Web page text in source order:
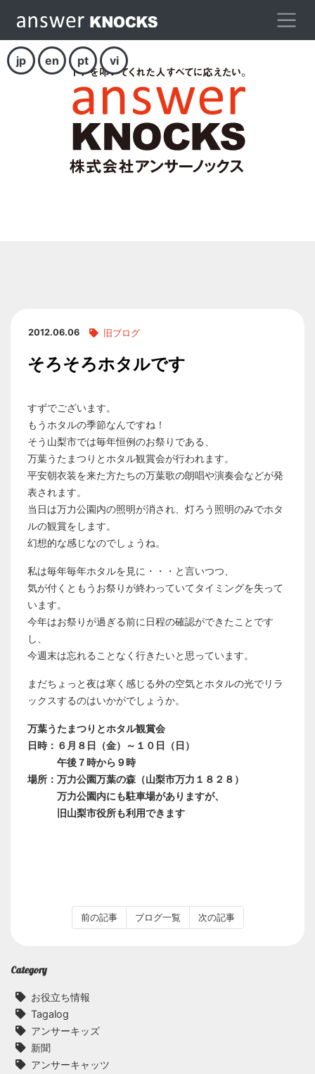
jp en pt vi
2012.06.06 旧ブログ
そろそろホタルです
すずでございます。
もうホタルの季節なんですね！
そう山梨市では毎年恒例のお祭りである、
万葉うたまつりとホタル観賞会が行われます。
平安朝衣装を来た方たちの万葉歌の朗唱や演奏会などが発
表されます。
当日は万力公園内の照明が消され、灯ろう照明のみでホタ
ルの観賞をします。
幻想的な感じなのでしょうね。
私は毎年毎年ホタルを見に・・・と言いつつ、
気が付くともうお祭りが終わっていてタイミングを失って
います。
今年はお祭りが過ぎる前に日程の確認ができたことです
し、
今週末は忘れることなく行きたいと思っています。
まだちょっと夜は寒く感じる外の空気とホタルの光でリラ
ックスするのはいかがでしょうか。
万葉うたまつりとホタル観賞会
日時：６月８日（金）～１０日（日）
午後７時から９時
場所：万力公園万葉の森（山梨市万力１８２８）
万力公園内にも駐車場がありますが、
旧山梨市役所も利用できます
前の記事 ブログ一覧 次の記事
Category
お役立ち情報
Tagalog
アンサーキッズ
新聞
アンサーキャッツ